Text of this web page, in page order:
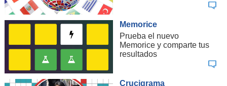
Memorice
Prueba el nuevo
Memorice y comparte tus
resultados
Crucigrama